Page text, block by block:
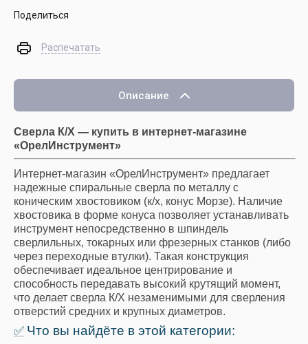
Поделиться
Распечатать
Описание
Сверла К/Х — купить в интернет-магазине
«ОрелИнструмент»
Интернет-магазин «ОрелИнструмент» предлагает
надежные спиральные сверла по металлу с
коническим хвостовиком (к/х, конус Морзе). Наличие
хвостовика в форме конуса позволяет устанавливать
инструмент непосредственно в шпиндель
сверлильных, токарных или фрезерных станков (либо
через переходные втулки). Такая конструкция
обеспечивает идеальное центрирование и
способность передавать высокий крутящий момент,
что делает сверла К/Х незаменимыми для сверления
отверстий средних и крупных диаметров.
✅ Что вы найдёте в этой категории: